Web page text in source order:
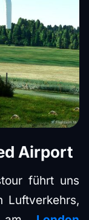
Airport
führt uns
Luftverkehrs,